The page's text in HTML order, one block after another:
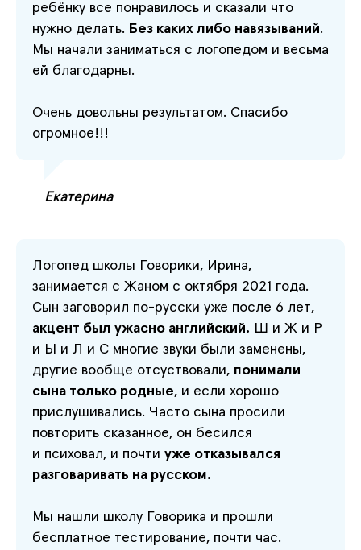
ребёнку все понравилось и сказали что
нужно делать. Без каких либо навязываний.
Мы начали заниматься с логопедом и весьма
ей благодарны.
Очень довольны результатом. Спасибо
огромное!!!
Екатерина
Логопед школы Говорики, Ирина,
занимается с Жаном с октября 2021 года.
Сын заговорил по-русски уже после 6 лет,
акцент был ужасно английский. Ш и Ж и Р
и Ы и Л и С многие звуки были заменены,
другие вообще отсуствовали, понимали
сына только родные, и если хорошо
прислушивались. Часто сына просили
повторить сказанное, он бесился
и психовал, и почти уже отказывался
разговаривать на русском.
Мы нашли школу Говорика и прошли
бесплатное тестирование, почти час.